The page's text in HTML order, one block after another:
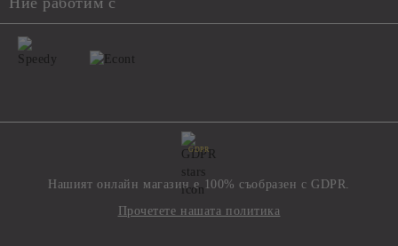
GDPR
Нашият онлайн магазин е 100% съобразен с GDPR.
Прочетете нашата политика